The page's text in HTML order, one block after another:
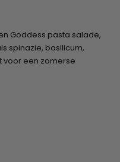
Goddess pasta salade,
spinazie, basilicum,
voor een zomerse